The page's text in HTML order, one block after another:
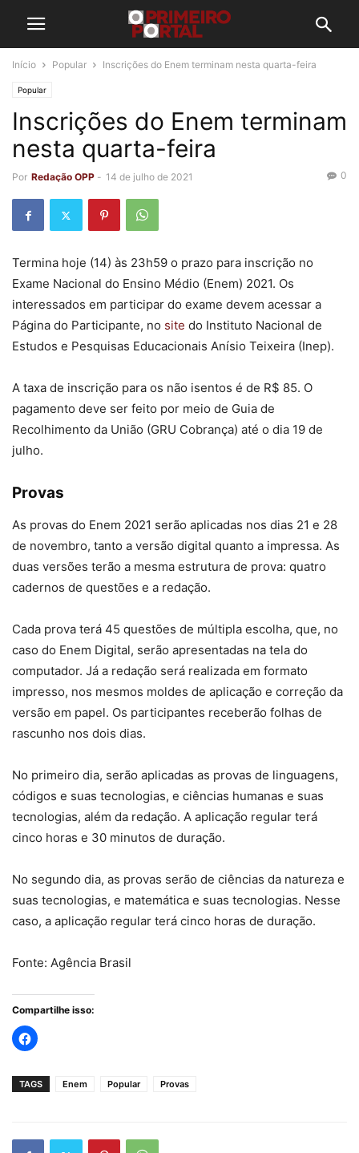
Início Popular Inscrições do Enem terminam nesta quarta-feira
Popular
Inscrições do Enem terminam
nesta quarta-feira
Por Redação OPP - 14 de julho de 2021 0
Termina hoje (14) às 23h59 o prazo para inscrição no
Exame Nacional do Ensino Médio (Enem) 2021. Os
interessados em participar do exame devem acessar a
Página do Participante, no site do Instituto Nacional de
Estudos e Pesquisas Educacionais Anísio Teixeira (Inep).
A taxa de inscrição para os não isentos é de R$ 85. O
pagamento deve ser feito por meio de Guia de
Recolhimento da União (GRU Cobrança) até o dia 19 de
julho.
Provas
As provas do Enem 2021 serão aplicadas nos dias 21 e 28
de novembro, tanto a versão digital quanto a impressa. As
duas versões terão a mesma estrutura de prova: quatro
cadernos de questões e a redação.
Cada prova terá 45 questões de múltipla escolha, que, no
caso do Enem Digital, serão apresentadas na tela do
computador. Já a redação será realizada em formato
impresso, nos mesmos moldes de aplicação e correção da
versão em papel. Os participantes receberão folhas de
rascunho nos dois dias.
No primeiro dia, serão aplicadas as provas de linguagens,
códigos e suas tecnologias, e ciências humanas e suas
tecnologias, além da redação. A aplicação regular terá
cinco horas e 30 minutos de duração.
No segundo dia, as provas serão de ciências da natureza e
suas tecnologias, e matemática e suas tecnologias. Nesse
caso, a aplicação regular terá cinco horas de duração.
Fonte: Agência Brasil
Compartilhe isso:
TAGS Enem Popular Provas